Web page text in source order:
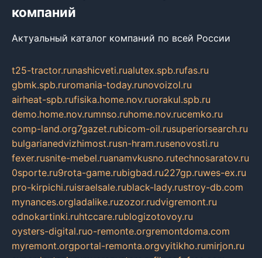
компаний
Актуальный каталог компаний по всей России
t25-tractor.runashicveti.rualutex.spb.rufas.ru
gbmk.spb.ruromania-today.runovoizol.ru
airheat-spb.rufisika.home.nov.ruorakul.spb.ru
demo.home.nov.rumnso.ruhome.nov.rucemko.ru
comp-land.org7gazet.rubicom-oil.rusuperiorsearch.ru
bulgarianedvizhimost.rusn-hram.rusenovosti.ru
fexer.rusnite-mebel.ruanamvkusno.rutechnosaratov.ru
0sporte.ru9rota-game.rubigbad.ru227gp.ruwes-ex.ru
pro-kirpichi.ruisraelsale.rublack-lady.rustroy-db.com
mynances.orgladalike.ruzozor.rudvigremont.ru
odnokartinki.ruhtccare.rublogizotovoy.ru
oysters-digital.ruo-remonte.orgremontdoma.com
myremont.orgportal-remonta.orgvyitikho.rumirjon.ru